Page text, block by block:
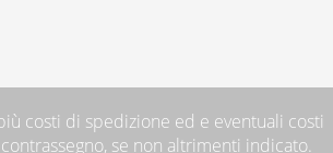
costi di spedizione ed e eventuali costi
se non altrimenti indicato.